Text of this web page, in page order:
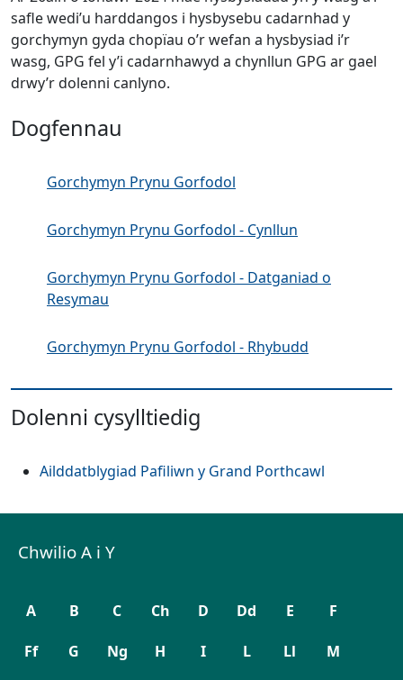
safle wedi’u harddangos i hysbysebu cadarnhad y
gorchymyn gyda chopïau o’r wefan a hysbysiad i’r
wasg, GPG fel y’i cadarnhawyd a chynllun GPG ar gael
drwy’r dolenni canlyno.
Dogfennau
Gorchymyn Prynu Gorfodol
Gorchymyn Prynu Gorfodol - Cynllun
Gorchymyn Prynu Gorfodol - Datganiad o
Resymau
Gorchymyn Prynu Gorfodol - Rhybudd
Dolenni cysylltiedig
Ailddatblygiad Pafiliwn y Grand Porthcawl
Chwilio A i Y
A B C Ch D Dd E F
Ff G Ng H I L Ll M